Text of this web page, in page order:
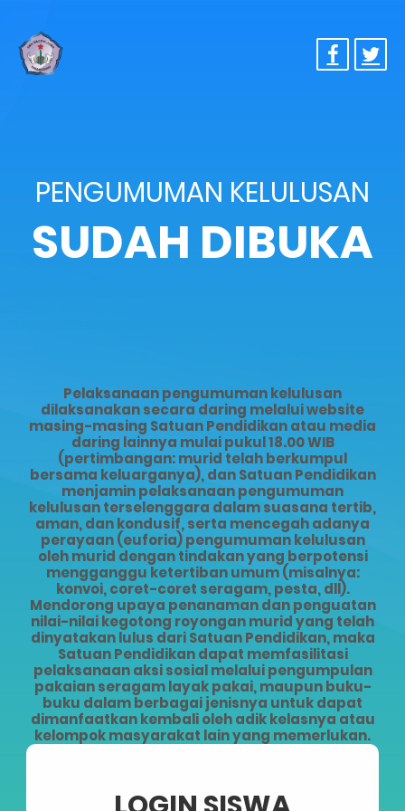
PENGUMUMAN KELULUSAN
SUDAH DIBUKA
Pelaksanaan pengumuman kelulusan
dilaksanakan secara daring melalui website
masing-masing Satuan Pendidikan atau media
daring lainnya mulai pukul 18.00 WIB
(pertimbangan: murid telah berkumpul
bersama keluarganya), dan Satuan Pendidikan
menjamin pelaksanaan pengumuman
kelulusan terselenggara dalam suasana tertib,
aman, dan kondusif, serta mencegah adanya
perayaan (euforia) pengumuman kelulusan
oleh murid dengan tindakan yang berpotensi
mengganggu ketertiban umum (misalnya:
konvoi, coret-coret seragam, pesta, dll).
Mendorong upaya penanaman dan penguatan
nilai-nilai kegotong royongan murid yang telah
dinyatakan lulus dari Satuan Pendidikan, maka
Satuan Pendidikan dapat memfasilitasi
pelaksanaan aksi sosial melalui pengumpulan
pakaian seragam layak pakai, maupun buku-
buku dalam berbagai jenisnya untuk dapat
dimanfaatkan kembali oleh adik kelasnya atau
kelompok masyarakat lain yang memerlukan.